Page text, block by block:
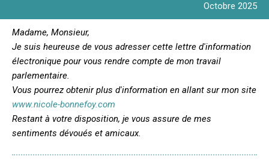
Octobre 2025
Madame, Monsieur,
Je suis heureuse de vous adresser cette lettre d'information
électronique pour vous rendre compte de mon travail
parlementaire.
Vous pourrez obtenir plus d'information en allant sur mon site
www.nicole-bonnefoy.com
Restant à votre disposition, je vous assure de mes
sentiments dévoués et amicaux.